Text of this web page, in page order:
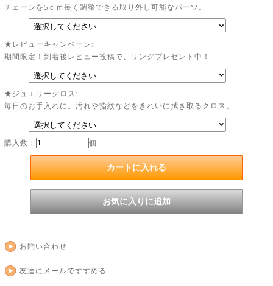
チェーンを5ｃｍ長く調整できる取り外し可能なパーツ。
★レビューキャンペーン:
期間限定！到着後レビュー投稿で、リングプレゼント中！
★ジュエリークロス:
毎日のお手入れに。汚れや指紋などをきれいに拭き取るクロス。
購入数： 個
お問い合わせ
友達にメールですすめる